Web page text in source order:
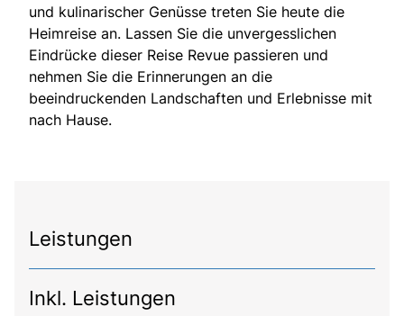
und kulinarischer Genüsse treten Sie heute die
Heimreise an. Lassen Sie die unvergesslichen
Eindrücke dieser Reise Revue passieren und
nehmen Sie die Erinnerungen an die
beeindruckenden Landschaften und Erlebnisse mit
nach Hause.
Leistungen
Inkl. Leistungen